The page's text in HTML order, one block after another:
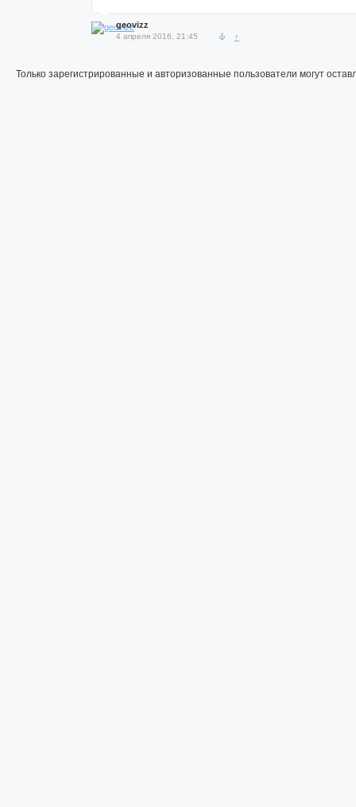
geovizz
4 апреля 2016, 21:45 ↑
Только зарегистрированные и авторизованные пользователи могут